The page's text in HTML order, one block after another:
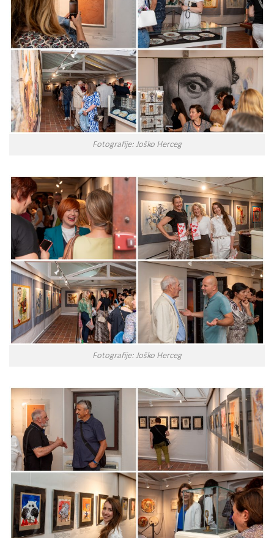
Fotografije: Joško Herceg
Fotografije: Joško Herceg